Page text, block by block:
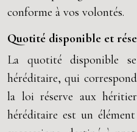
conforme à vos volontés.
Quotité disponible et
La quotité disponible
héréditaire, qui
la loi réserve aux
héréditaire est un